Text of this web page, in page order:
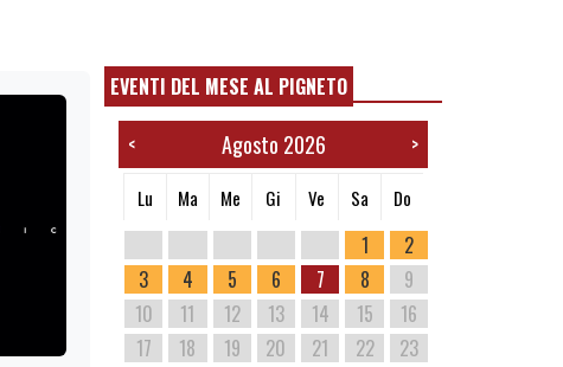
EVENTI DEL MESE AL PIGNETO
< Agosto 2026 >
Lu Ma Me Gi Ve Sa Do
1
2
3
4 5 6 7 8
9
10
11 12 13 14 15
16
17
18 19 20 21 22
23